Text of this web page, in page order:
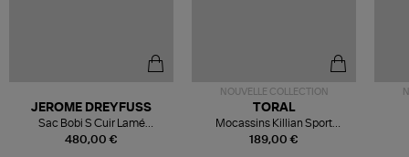
480,00 €
JEROME DREYFUSS
Sac Bobi S Cuir Lamé
Champagne
NOUVELLE COLLECTION
189,00 €
TORAL
Mocassins Killian Sport
Mousse